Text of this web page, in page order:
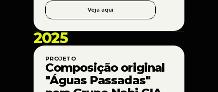
Veja aqui
2025
PROJETO
Composição original
"Águas Passadas"